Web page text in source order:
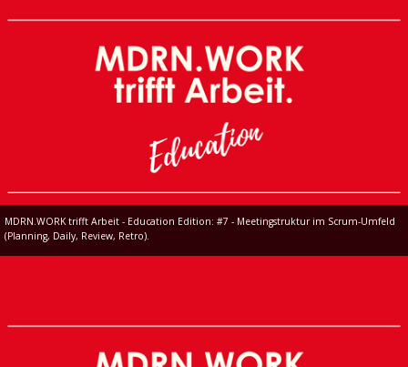
MDRN.WORK trifft Arbeit - Education Edition: #7 - Meetingstruktur im Scrum-Umfeld
(Planning, Daily, Review, Retro).